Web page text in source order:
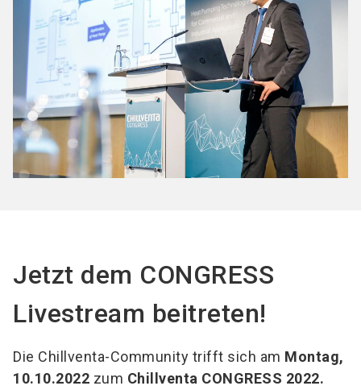
Jetzt dem CONGRESS
Livestream beitreten!
Die Chillventa-Community trifft sich am Montag,
10.10.2022 zum Chillventa CONGRESS 2022.